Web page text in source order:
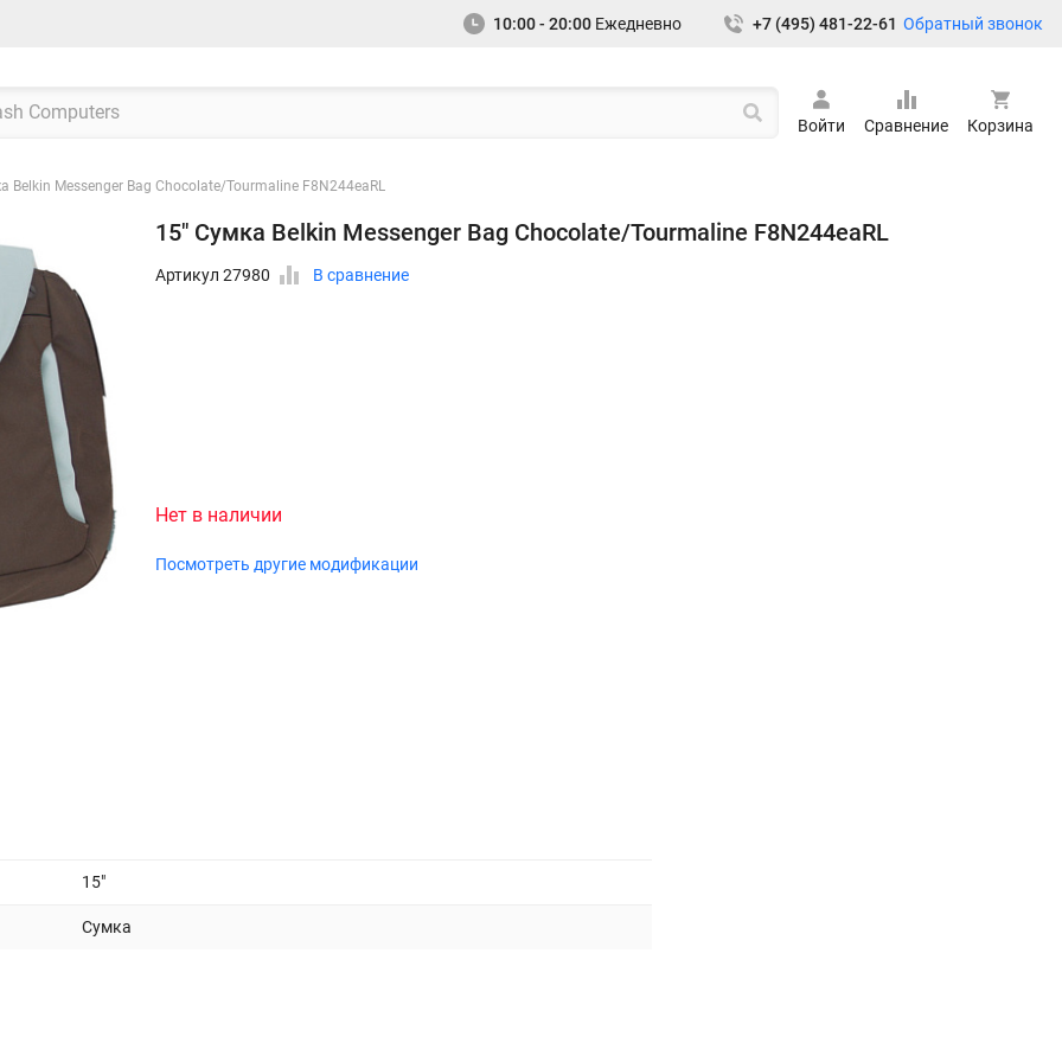
10:00 - 20:00 Ежедневно +7 (495) 481-22-61 Обратный звонок
Войти Сравнение Корзина
Belkin Messenger Bag Chocolate/Tourmaline F8N244eaRL
15" Сумка Belkin Messenger Bag Chocolate/Tourmaline F8N244eaRL
Артикул 27980 В сравнение
Нет в наличии
Посмотреть другие модификации
15"
Сумка